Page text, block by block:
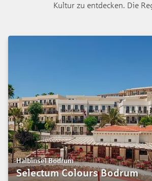
Kultur zu entdecken. Die
Halbinsel Bodrum
Selectum Colours Bodrum